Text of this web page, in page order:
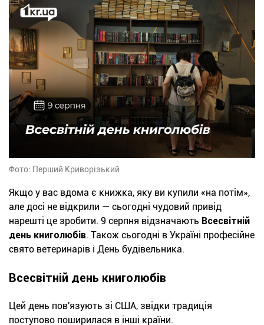
Фото: Перший Криворізький
Якщо у вас вдома є книжка, яку ви купили «на потім»,
але досі не відкрили — сьогодні чудовий привід
нарешті це зробити. 9 серпня відзначають Всесвітній
день книголюбів. Також сьогодні в Україні професійне
свято ветеринарів і День будівельника.
Всесвітній день книголюбів
Цей день пов'язують зі США, звідки традиція
поступово поширилася в інші країни.